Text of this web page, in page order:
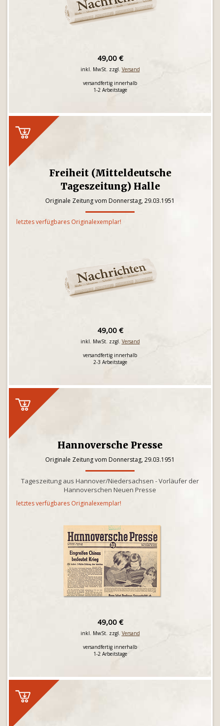
49,00 €
inkl. MwSt. zzgl. Versand
versandfertig innerhalb
1-2 Arbeitstage
Freiheit (Mitteldeutsche
Tageszeitung) Halle
Originale Zeitung vom Donnerstag, 29.03.1951
letztes verfügbares Originalexemplar!
49,00 €
inkl. MwSt. zzgl. Versand
versandfertig innerhalb
2-3 Arbeitstage
Hannoversche Presse
Originale Zeitung vom Donnerstag, 29.03.1951
Tageszeitung aus Hannover/Niedersachsen - Vorläufer der
Hannoverschen Neuen Presse
letztes verfügbares Originalexemplar!
49,00 €
inkl. MwSt. zzgl. Versand
versandfertig innerhalb
1-2 Arbeitstage